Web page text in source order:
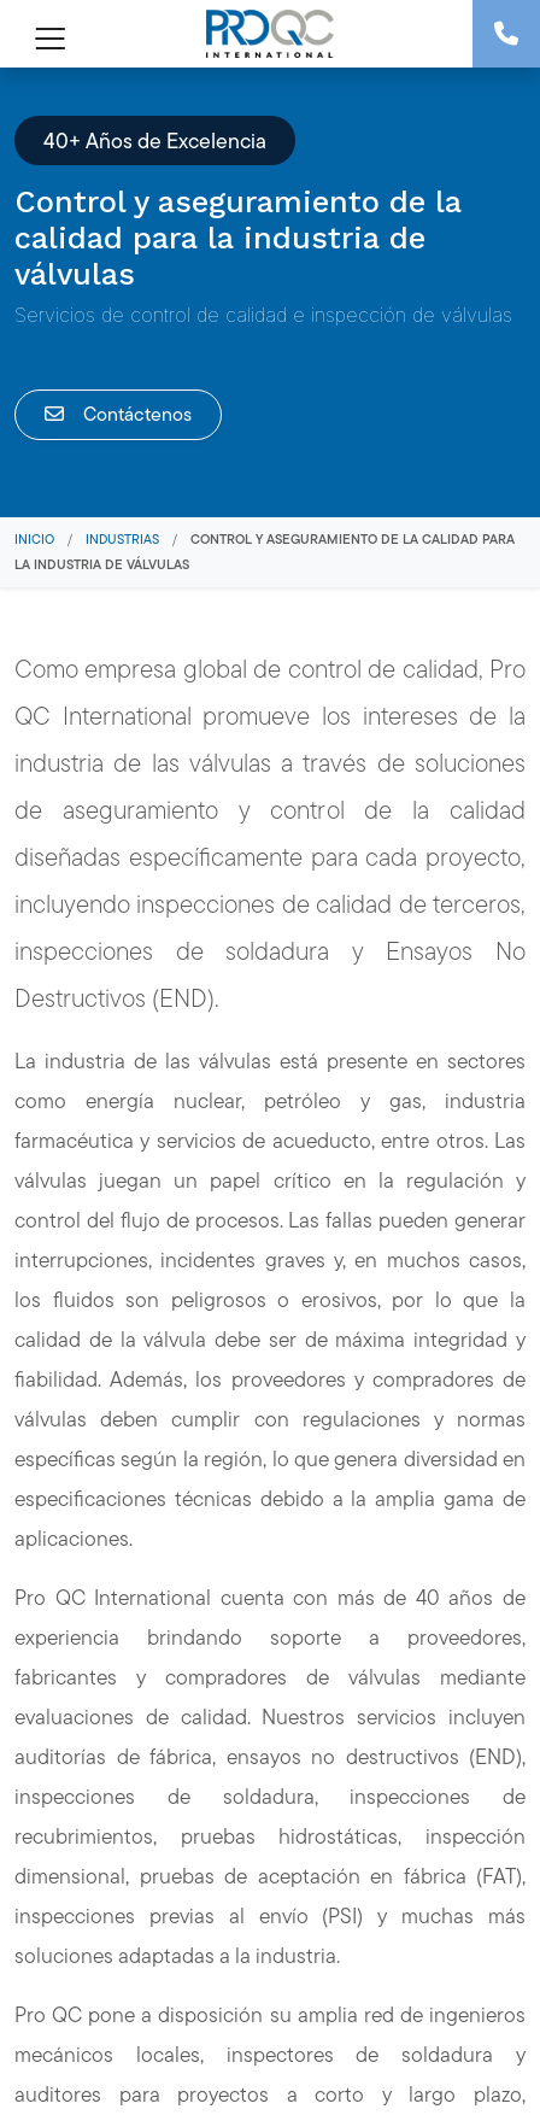
40+ Años de Excelencia
Control y aseguramiento de la
calidad para la industria de
válvulas
Servicios de control de calidad e inspección de válvulas
Contáctenos
INICIO / INDUSTRIAS /
CONTROL Y ASEGURAMIENTO DE LA CALIDAD PARA
LA INDUSTRIA DE VÁLVULAS
Como empresa global de control de calidad, Pro
QC International promueve los intereses de la
industria de las válvulas a través de soluciones
de aseguramiento y control de la calidad
diseñadas específicamente para cada proyecto,
incluyendo inspecciones de calidad de terceros,
inspecciones de soldadura y Ensayos No
Destructivos (END).
La industria de las válvulas está presente en sectores
como energía nuclear, petróleo y gas, industria
farmacéutica y servicios de acueducto, entre otros. Las
válvulas juegan un papel crítico en la regulación y
control del flujo de procesos. Las fallas pueden generar
interrupciones, incidentes graves y, en muchos casos,
los fluidos son peligrosos o erosivos, por lo que la
calidad de la válvula debe ser de máxima integridad y
fiabilidad. Además, los proveedores y compradores de
válvulas deben cumplir con regulaciones y normas
específicas según la región, lo que genera diversidad en
especificaciones técnicas debido a la amplia gama de
aplicaciones.
Pro QC International cuenta con más de 40 años de
experiencia brindando soporte a proveedores,
fabricantes y compradores de válvulas mediante
evaluaciones de calidad. Nuestros servicios incluyen
auditorías de fábrica, ensayos no destructivos (END),
inspecciones de soldadura, inspecciones de
recubrimientos, pruebas hidrostáticas, inspección
dimensional, pruebas de aceptación en fábrica (FAT),
inspecciones previas al envío (PSI) y muchas más
soluciones adaptadas a la industria.
Pro QC pone a disposición su amplia red de ingenieros
mecánicos locales, inspectores de soldadura y
auditores para proyectos a corto y largo plazo,